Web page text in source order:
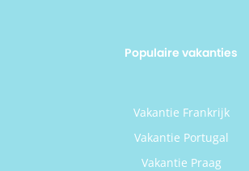
Populaire vakanties
Vakantie Frankrijk
Vakantie Portugal
Vakantie Praag